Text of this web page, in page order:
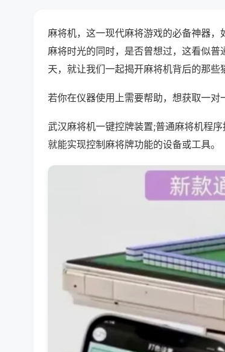
麻将机，这一现代麻将游戏的必备神器
麻将时光的同时，是否曾想过，这看似
天，就让我们一起揭开麻将机背后的那些
若你在仪器使用上需要帮助，想获取一
武汉麻将机一键控牌装置;普通麻将机程
就能实现控制麻将牌功能的设备或工具。